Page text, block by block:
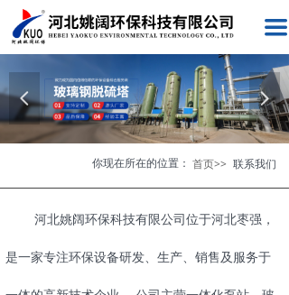
끀
넳 넲
你现在所在的位置： 首页>> 联系我们
河北姚阔环保科技有限公司位于河北枣强，
是一家专注环保设备研发、生产、销售及服务于